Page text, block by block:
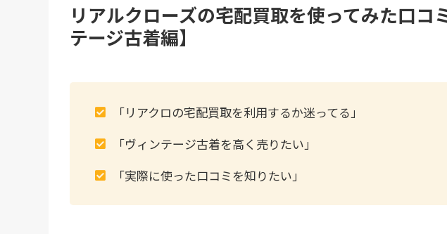
リアルクローズの宅配買取を使ってみた口コ
テージ古着編】
「リアクロの宅配買取を利用するか迷ってる」
「ヴィンテージ古着を高く売りたい」
「実際に使った口コミを知りたい」